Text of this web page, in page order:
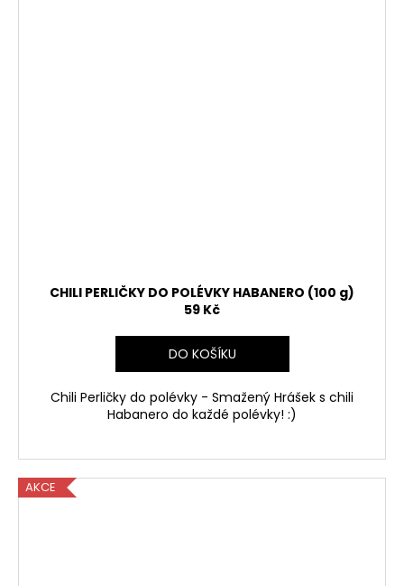
CHILI PERLIČKY DO POLÉVKY HABANERO (100 g)
59 Kč
DO KOŠÍKU
Chili Perličky do polévky - Smažený Hrášek s chili
Habanero do každé polévky! :)
AKCE